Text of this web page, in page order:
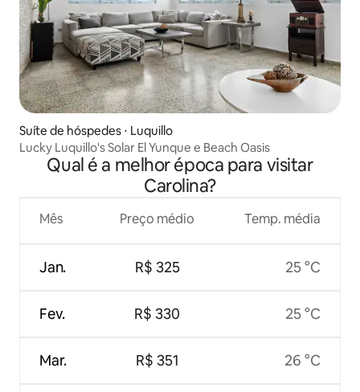
Suíte de hóspedes ⋅ Luquillo
Lucky Luquillo's Solar El Yunque e Beach Oasis
Qual é a melhor época para visitar
Carolina?
Mês
Jan.
Fev.
Mar.
Preço médio
R$ 325
R$ 330
R$ 351
Temp. média
25 °C
25 °C
26 °C